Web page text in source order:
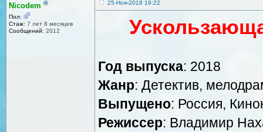
Nicodem ®
Пол:
Стаж: 7 лет 8 месяцев
Сообщений: 2012
25-Ноя-2018 19:22
Год выпуска: 2018
Жанр: Детектив,
Выпущено: Россия,
Режиссер: Владимир